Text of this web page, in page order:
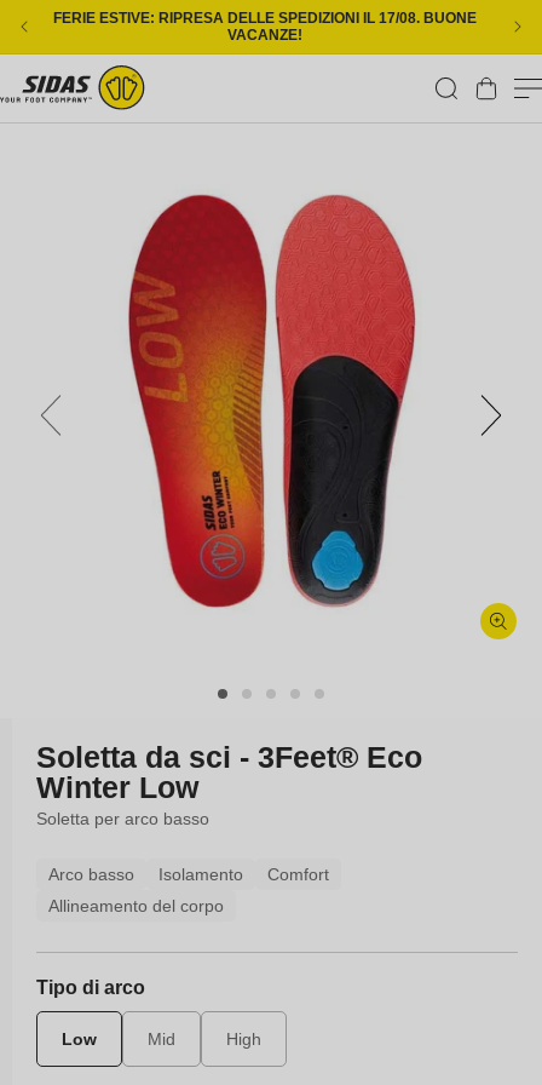
Vai direttamente ai contenuti
FERIE ESTIVE: RIPRESA DELLE SPEDIZIONI IL 17/08. BUONE
VACANZE!
Carrello
finestra
modale
Soletta da sci - 3Feet® Eco
Winter Low
Soletta per arco basso
Arco basso Isolamento
Comfort
Allineamento del corpo
Tipo di arco
Low Mid High